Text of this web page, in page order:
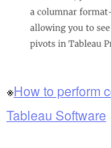
※How to perform
Tableau Software